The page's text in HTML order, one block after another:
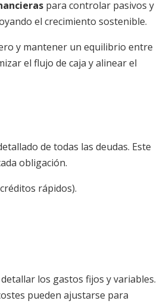
para controlar pasivos y
el crecimiento sostenible.
y mantener un equilibrio entre
el flujo de caja y alinear el
de todas las deudas. Este
obligación.
rápidos).
los gastos fijos y variables.
pueden ajustarse para